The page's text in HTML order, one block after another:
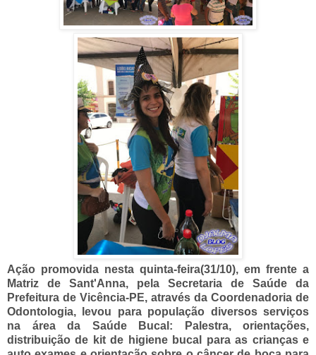
Ação promovida nesta quinta-feira(31/10), em frente a
Matriz de Sant'Anna, pela Secretaria de Saúde da
Prefeitura de Vicência-PE, através da Coordenadoria de
Odontologia, levou para população diversos serviços
na área da Saúde Bucal: Palestra, orientações,
distribuição de kit de higiene bucal para as crianças e